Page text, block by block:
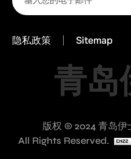
隐私政策 Sitemap
青岛
版权 © 2024 青岛伊
All Rights Reserved.